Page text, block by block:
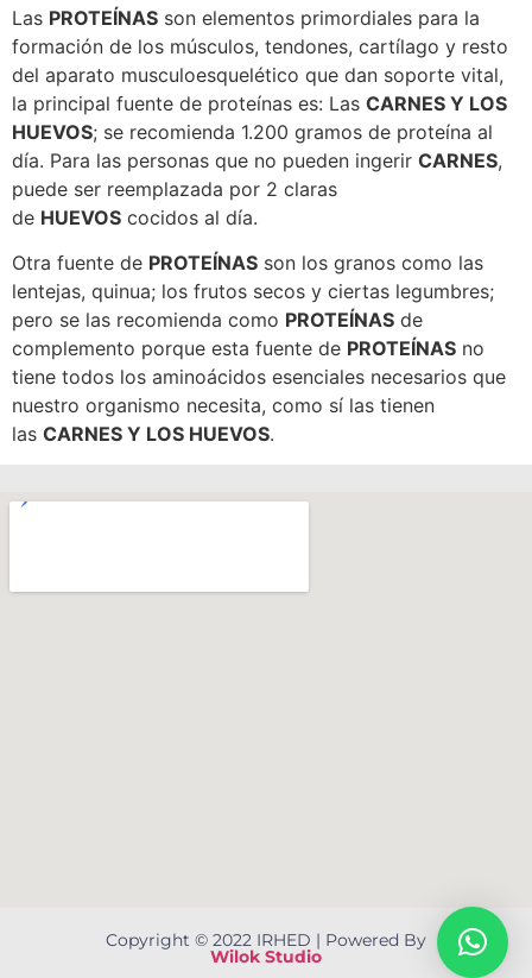
Las PROTEÍNAS son elementos primordiales para la
formación de los músculos, tendones, cartílago y resto
del aparato musculoesquelético que dan soporte vital,
la principal fuente de proteínas es: Las CARNES Y LOS
HUEVOS; se recomienda 1.200 gramos de proteína al
día. Para las personas que no pueden ingerir CARNES,
puede ser reemplazada por 2 claras
de HUEVOS cocidos al día.
Otra fuente de PROTEÍNAS son los granos como las
lentejas, quinua; los frutos secos y ciertas legumbres;
pero se las recomienda como PROTEÍNAS de
complemento porque esta fuente de PROTEÍNAS no
tiene todos los aminoácidos esenciales necesarios que
nuestro organismo necesita, como sí las tienen
las CARNES Y LOS HUEVOS.
Copyright © 2022 IRHED | Powered By
Wilok Studio